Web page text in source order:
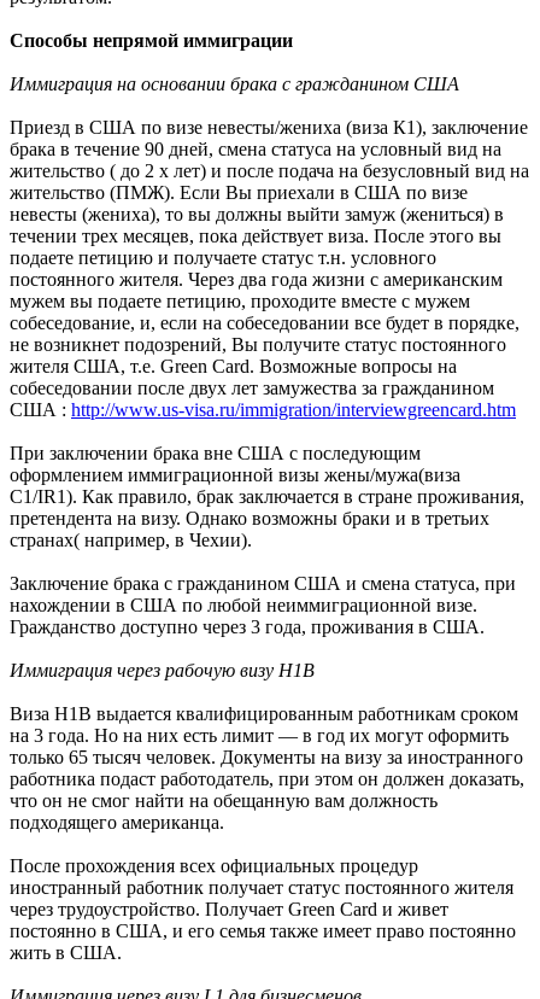
Способы непрямой иммиграции
Иммиграция на основании брака с гражданином США
Приезд в США по визе невесты/жениха (виза К1), заключение
брака в течение 90 дней, смена статуса на условный вид на
жительство ( до 2 х лет) и после подача на безусловный вид на
жительство (ПМЖ). Если Вы приехали в США по визе
невесты (жениха), то вы должны выйти замуж (жениться) в
течении трех месяцев, пока действует виза. После этого вы
подаете петицию и получаете статус т.н. условного
постоянного жителя. Через два года жизни с американским
мужем вы подаете петицию, проходите вместе с мужем
собеседование, и, если на собеседовании все будет в порядке,
не возникнет подозрений, Вы получите статус постоянного
жителя США, т.е. Green Card. Возможные вопросы на
собеседовании после двух лет замужества за гражданином
США : http://www.us-visa.ru/immigration/interviewgreencard.htm
При заключении брака вне США с последующим
оформлением иммиграционной визы жены/мужа(виза
С1/IR1). Как правило, брак заключается в стране проживания,
претендента на визу. Однако возможны браки и в третьих
странах( например, в Чехии).
Заключение брака с гражданином США и смена статуса, при
нахождении в США по любой неиммиграционной визе.
Гражданство доступно через 3 года, проживания в США.
Иммиграция через рабочую визу H1B
Виза Н1В выдается квалифицированным работникам сроком
на 3 года. Но на них есть лимит — в год их могут оформить
только 65 тысяч человек. Документы на визу за иностранного
работника подаст работодатель, при этом он должен доказать,
что он не смог найти на обещанную вам должность
подходящего американца.
После прохождения всех официальных процедур
иностранный работник получает статус постоянного жителя
через трудоустройство. Получает Green Card и живет
постоянно в США, и его семья также имеет право постоянно
жить в США.